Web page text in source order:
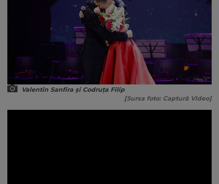
Valentin Sanfira și Codruța Filip
[Sursa foto: Captură Video]